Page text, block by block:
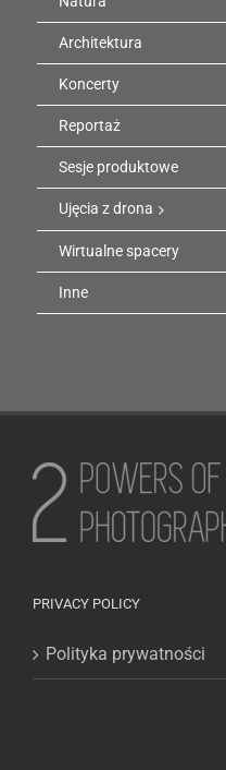
Architektura
Koncerty
Reportaż
Sesje produktowe
Ujęcia z drona
Wirtualne spacery
Inne
PRIVACY POLICY
Polityka prywatności